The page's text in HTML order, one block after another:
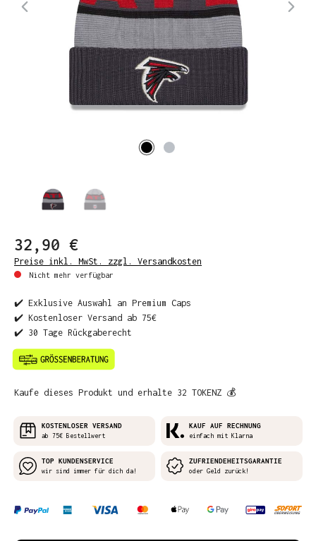
32,90 €
Preise inkl. MwSt. zzgl. Versandkosten
Nicht mehr verfügbar
✔️ Exklusive Auswahl an Premium Caps
✔️ Kostenloser Versand ab 75€
✔️ 30 Tage Rückgaberecht
Kaufe dieses Produkt und erhalte 32 TOKENZ 💰
KOSTENLOSER VERSAND
ab 75€ Bestellwert
KAUF AUF RECHNUNG
einfach mit Klarna
TOP KUNDENSERVICE
wir sind immer für dich da!
ZUFRIENDEHEITSGARANTIE
oder Geld zurück!